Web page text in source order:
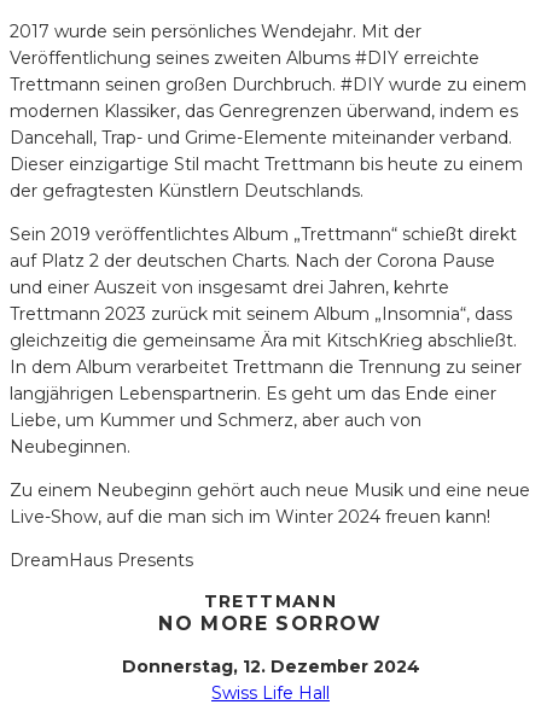
2017 wurde sein persönliches Wendejahr. Mit der
Veröffentlichung seines zweiten Albums #DIY erreichte
Trettmann seinen großen Durchbruch. #DIY wurde zu einem
modernen Klassiker, das Genregrenzen überwand, indem es
Dancehall, Trap- und Grime-Elemente miteinander verband.
Dieser einzigartige Stil macht Trettmann bis heute zu einem
der gefragtesten Künstlern Deutschlands.
Sein 2019 veröffentlichtes Album „Trettmann“ schießt direkt
auf Platz 2 der deutschen Charts. Nach der Corona Pause
und einer Auszeit von insgesamt drei Jahren, kehrte
Trettmann 2023 zurück mit seinem Album „Insomnia“, dass
gleichzeitig die gemeinsame Ära mit KitschKrieg abschließt.
In dem Album verarbeitet Trettmann die Trennung zu seiner
langjährigen Lebenspartnerin. Es geht um das Ende einer
Liebe, um Kummer und Schmerz, aber auch von
Neubeginnen.
Zu einem Neubeginn gehört auch neue Musik und eine neue
Live-Show, auf die man sich im Winter 2024 freuen kann!
DreamHaus Presents
TRETTMANN
NO MORE SORROW
Donnerstag, 12. Dezember 2024
Swiss Life Hall